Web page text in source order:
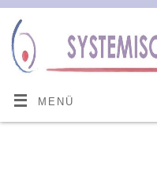
MENÜ